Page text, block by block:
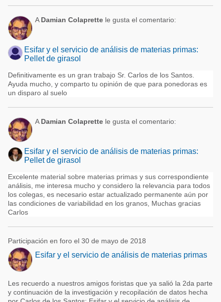
A Damian Colaprette le gusta el comentario:
Esifar y el servicio de análisis de materias primas:
Pellet de girasol
Definitivamente es un gran trabajo Sr. Carlos de los Santos.
Ayuda mucho, y comparto tu opinión de que para ponedoras es
un disparo al suelo
A Damian Colaprette le gusta el comentario:
Esifar y el servicio de análisis de materias primas:
Pellet de girasol
Excelente material sobre materias primas y sus correspondiente
análisis, me interesa mucho y considero la relevancia para todos
los colegas, es necesario estar actualizado permanente aún por
las condiciones de variabilidad en los granos, Muchas gracias
Carlos
Participación en foro el 30 de mayo de 2018
Esifar y el servicio de análisis de materias primas
Les recuerdo a nuestros amigos foristas que ya salió la 2da parte
y continuación de la investigación y recopilación de datos hecha